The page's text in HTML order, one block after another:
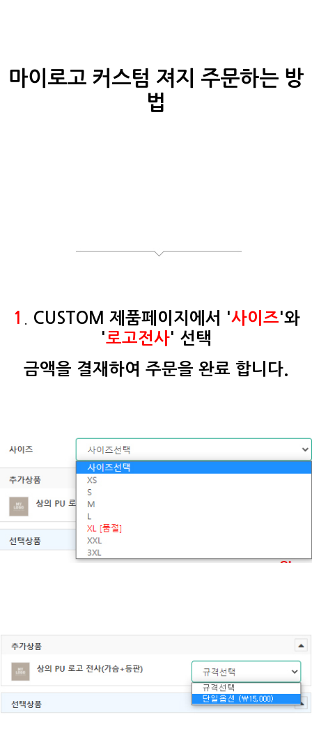
마이로고 커스텀 져지 주문하는 방
법
1 CUSTOM 제품페이지에서 '사이즈'와
'로고전사' 선택
금액을 결재하여 주문을 완료 합니다.